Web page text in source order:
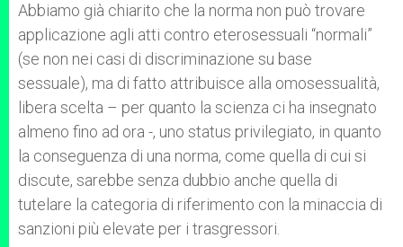
Abbiamo già chiarito che la norma non può trovare
applicazione agli atti contro eterosessuali “normali”
(se non nei casi di discriminazione su base
sessuale), ma di fatto attribuisce alla omosessualità,
libera scelta – per quanto la scienza ci ha insegnato
almeno fino ad ora -, uno status privilegiato, in quanto
la conseguenza di una norma, come quella di cui si
discute, sarebbe senza dubbio anche quella di
tutelare la categoria di riferimento con la minaccia di
sanzioni più elevate per i trasgressori.